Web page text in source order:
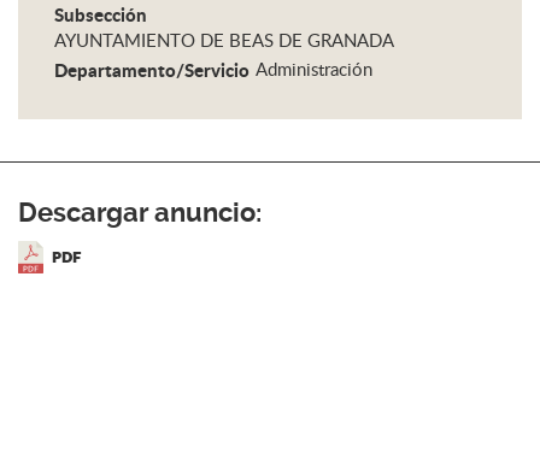
Subsección
AYUNTAMIENTO DE BEAS DE GRANADA
Departamento/Servicio Administración
Descargar anuncio:
PDF